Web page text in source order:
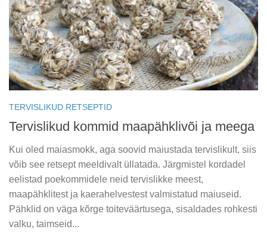
TERVISLIKUD RETSEPTID
Tervislikud kommid maapähklivõi ja meega
Kui oled maiasmokk, aga soovid maiustada tervislikult, siis
võib see retsept meeldivalt üllatada. Järgmistel kordadel
eelistad poekommidele neid tervislikke meest,
maapähklitest ja kaerahelvestest valmistatud maiuseid.
Pähklid on väga kõrge toiteväärtusega, sisaldades rohkesti
valku, taimseid...